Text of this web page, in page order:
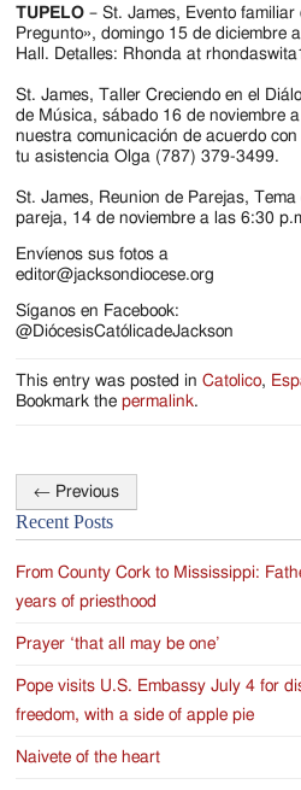
TUPELO– St. James, Evento
Pregunto», domingo 15 de diciembre
Hall. Detalles: Rhonda at
St. James, Taller Creciendo en el
de Música, sábado 16 de noviembre
nuestra comunicación de acuerdo
tu asistencia Olga (787) 379-3499.
St. James, Reunion de Parejas,
pareja, 14 de noviembre a las 6:30
Envíenos sus fotos a
editor@jacksondiocese.org
Síganos en Facebook:
@DiócesisCatólicadeJackson
This entry was posted inCatolico,
Bookmark thepermalink.
Post
navigation
← Previous
Recent Posts
From County Cork to Mississippi:
years of priesthood
Prayer ‘that all may be one’
Pope visits U.S. Embassy July 4 for
freedom, with a side of apple pie
Naivete of the heart